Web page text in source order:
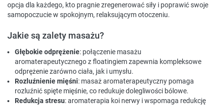
opcja dla każdego, kto pragnie zregenerować siły i poprawić swoje
samopoczucie w spokojnym, relaksującym otoczeniu.
Jakie są zalety masażu?
Głębokie odprężenie: połączenie masażu
aromaterapeutycznego z floatingiem zapewnia kompleksowe
odprężenie zarówno ciała, jak i umysłu.
Rozluźnienie mięśni: masaż aromaterapeutyczny pomaga
rozluźnić spięte mięśnie, co redukuje dolegliwości bólowe.
Redukcja stresu: aromaterapia koi nerwy i wspomaga redukcję